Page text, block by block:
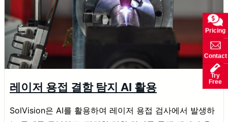
레이저 용접 결함 탐지 AI 활용
SolVision은 AI를 활용하여 레이저 용접 검사에서 발생하
Pricing
Contact
Try
Free